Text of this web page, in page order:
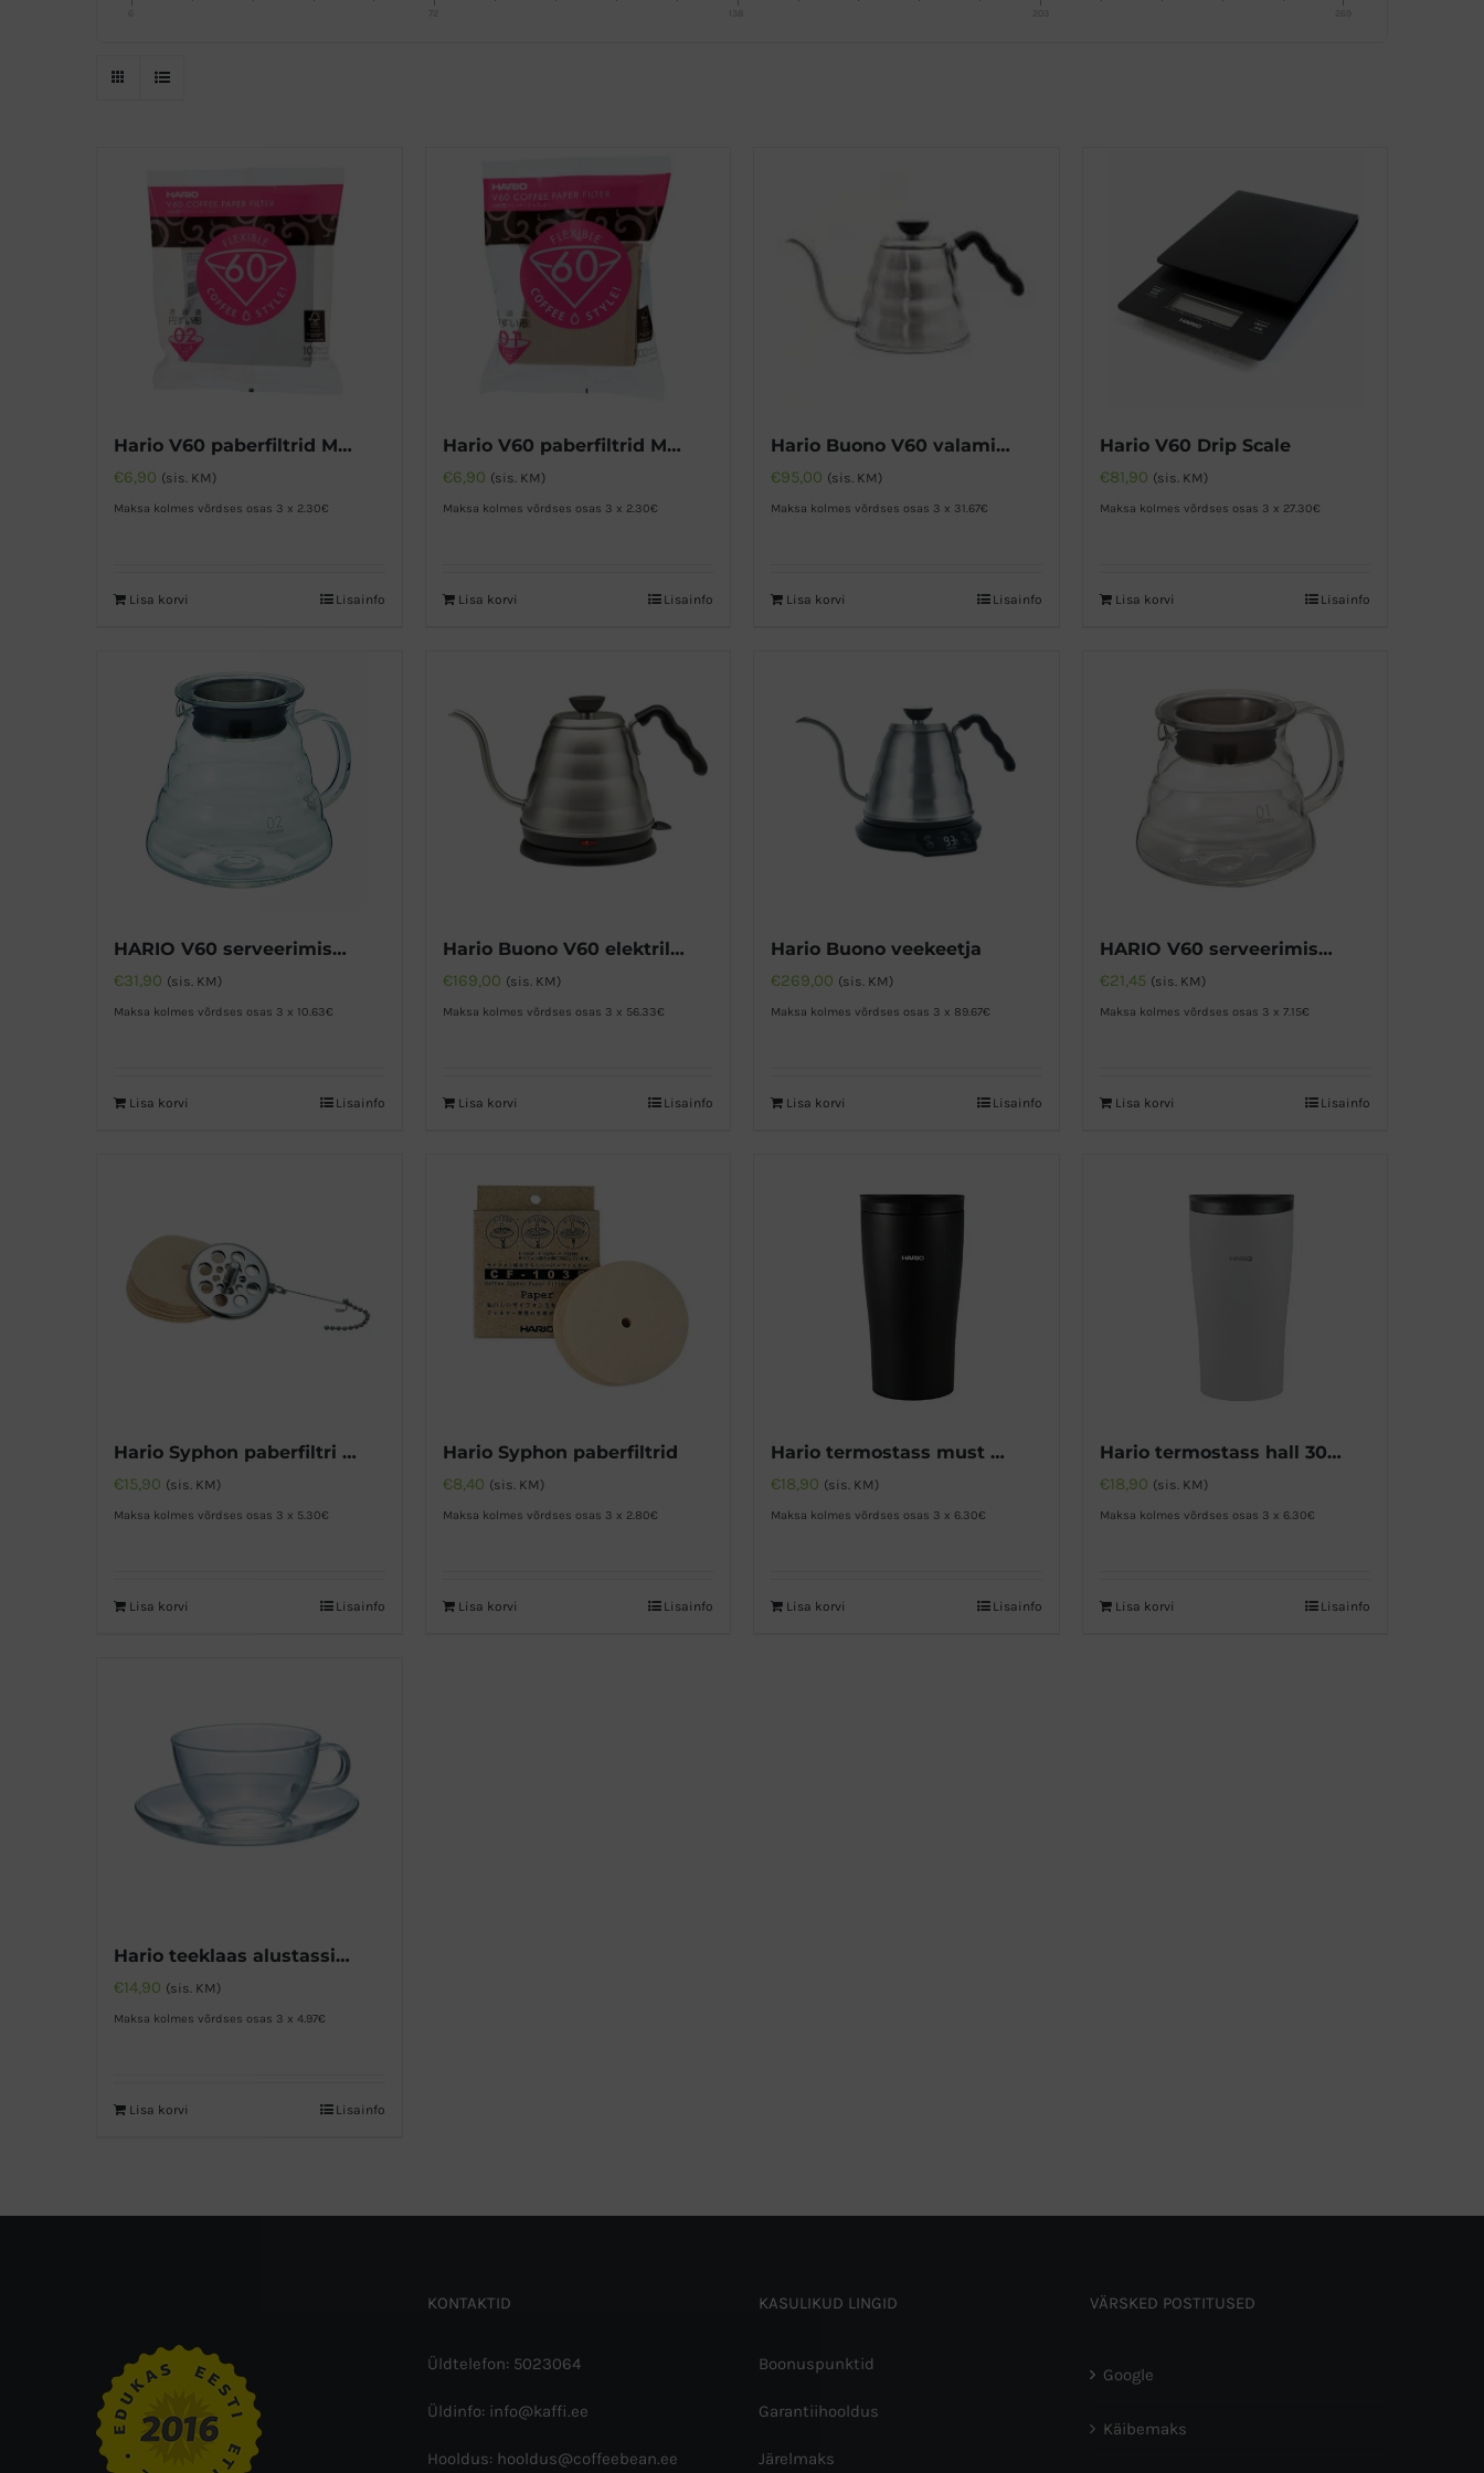
138
Hario V60 paberfiltrid Misarashi 02
€6,90 (sis. KM)
Maksa kolmes võrdses osas 3 x 2.30€
Lisa korvi Lisainfo
Hario V60 paberfiltrid Misarashi 01
€6,90 (sis. KM)
Maksa kolmes võrdses osas 3 x 2.30€
Lisa korvi Lisainfo
Hario Buono V60 valamiskann
€95,00 (sis. KM)
Maksa kolmes võrdses osas 3 x 31.67€
Lisa korvi Lisainfo
Hario V60 Drip Scale
€81,90 (sis. KM)
Maksa kolmes võrdses osas 3 x 27.30€
Lisa korvi Lisainfo
HARIO V60 serveerimiskann 600ml
€31,90 (sis. KM)
Maksa kolmes võrdses osas 3 x 10.63€
Lisa korvi Lisainfo
Hario Buono V60 elektriline veekeetja
€169,00 (sis. KM)
Maksa kolmes võrdses osas 3 x 56.33€
Lisa korvi Lisainfo
Hario Buono veekeetja
€269,00 (sis. KM)
Maksa kolmes võrdses osas 3 x 89.67€
Lisa korvi Lisainfo
HARIO V60 serveerimiskann 360ml
€21,45 (sis. KM)
Maksa kolmes võrdses osas 3 x 7.15€
Lisa korvi Lisainfo
Hario Syphon paberfiltri adapter
€15,90 (sis. KM)
Maksa kolmes võrdses osas 3 x 5.30€
Lisa korvi Lisainfo
Hario Syphon paberfiltrid
€8,40 (sis. KM)
Maksa kolmes võrdses osas 3 x 2.80€
Lisa korvi Lisainfo
Hario termostass must 300ml
€18,90 (sis. KM)
Maksa kolmes võrdses osas 3 x 6.30€
Lisa korvi Lisainfo
Hario termostass hall 300ml
€18,90 (sis. KM)
Maksa kolmes võrdses osas 3 x 6.30€
Lisa korvi Lisainfo
Hario teeklaas alustassiga 230ml
€14,90 (sis. KM)
Maksa kolmes võrdses osas 3 x 4.97€
Lisa korvi Lisainfo
KONTAKTID
Üldtelefon: 5023064
Üldinfo: info@kaffi.ee
Hooldus: hooldus@coffeebean.ee
KASULIKUD LINGID
Boonuspunktid
Garantiihooldus
Järelmaks
VÄRSKED POSTITUSED
Google
Käibemaks